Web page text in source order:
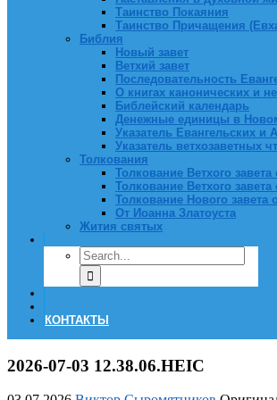
Таинство Покаяния
Таинство Причащения
Библия
Новый завет
Ветхий завет
Последовательность
О книгах канонических и
Библейский календарь
Денежные единицы в
Указатель Евангельских и
Указатель ветхозаветных
Толкования
Толкование Ветхого
Толкование Ветхого
Толкование Нового завета
От Иоанна Златоуста
Жития святых
КОНТАКТЫ
2026-07-03 12.38.06.HEIC